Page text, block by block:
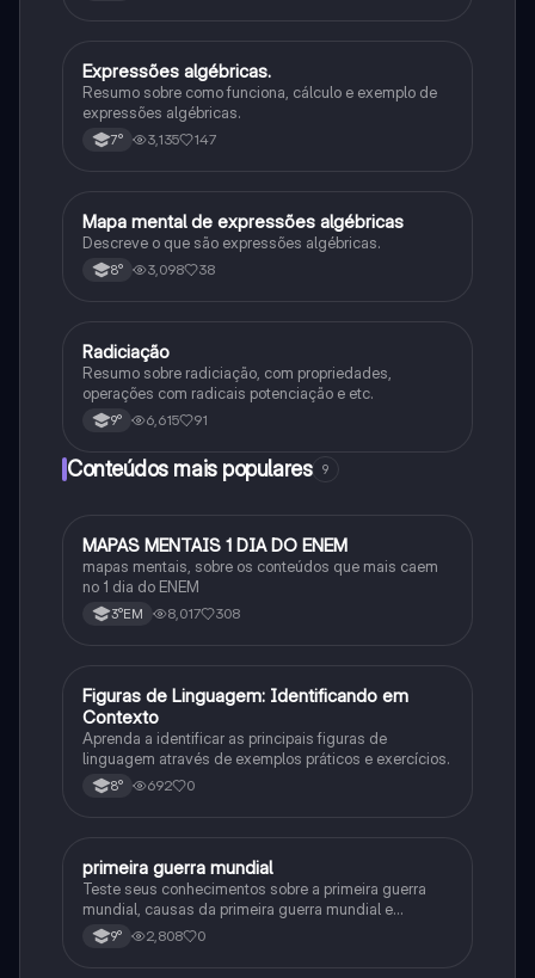
Matematica
Expressões algébricas.
Resumo sobre como funciona, cálculo e exemplo de
expressões algébricas.
7° 3,135 147
Matematica
Mapa mental de expressões algébricas
Descreve o que são expressões algébricas.
8° 3,098 38
Matematica
Radiciação
Resumo sobre radiciação, com propriedades,
operações com radicais potenciação e etc.
9° 6,615 91
Conteúdos mais populares 9
Português
MAPAS MENTAIS 1 DIA DO ENEM
mapas mentais, sobre os conteúdos que mais caem
no 1 dia do ENEM
3°EM 8,017 308
FPortuguês
Figuras de Linguagem: Identificando em
Contexto
Aprenda a identificar as principais figuras de
linguagem através de exemplos práticos e exercícios.
8° 692 0
História
primeira guerra mundial
Teste seus conhecimentos sobre a primeira guerra
mundial, causas da primeira guerra mundial e
consequências da Primeira Guerra Mundial, fases da
primeira guerra mundial
9° 2,808 0